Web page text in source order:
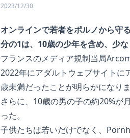
2023/12/30
オンラインで若者をポルノから守
分の1は、10歳の少年を含め、少
フランスのメディア規制当局
2022年にアダルトウェブサイトに
歳未満だったことが明らかになりま
さらに、10歳の男の子の約20%が
った。
子供たちは若いだけでなく、